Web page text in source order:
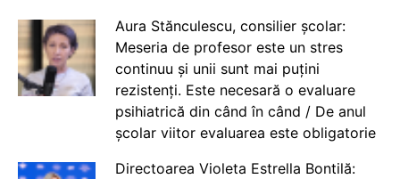
Aura Stănculescu, consilier școlar:
Meseria de profesor este un stres
continuu și unii sunt mai puțini
rezistenți. Este necesară o evaluare
psihiatrică din când în când / De anul
școlar viitor evaluarea este obligatorie
Directoarea Violeta Estrella Bontilă: